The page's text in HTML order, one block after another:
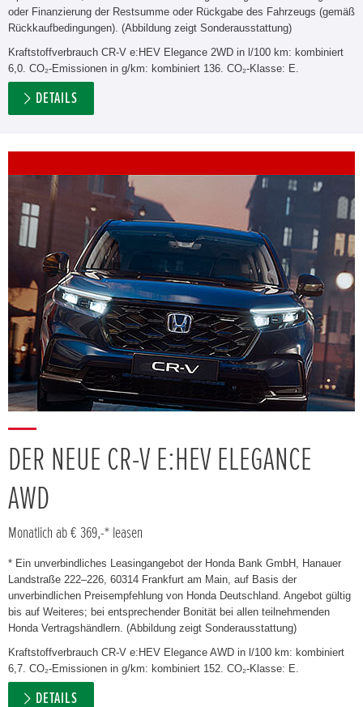
oder Finanzierung der Restsumme oder Rückgabe des Fahrzeugs (gemäß
Rückkaufbedingungen). (Abbildung zeigt Sonderausstattung)
Kraftstoffverbrauch CR-V e:HEV Elegance 2WD in l/100 km: kombiniert
6,0. CO₂-Emissionen in g/km: kombiniert 136. CO₂-Klasse: E.
DETAILS
DER NEUE CR-V E:HEV ELEGANCE
AWD
Monatlich ab € 369,-* leasen
* Ein unverbindliches Leasingangebot der Honda Bank GmbH, Hanauer
Landstraße 222–226, 60314 Frankfurt am Main, auf Basis der
unverbindlichen Preisempfehlung von Honda Deutschland. Angebot gültig
bis auf Weiteres; bei entsprechender Bonität bei allen teilnehmenden
Honda Vertragshändlern. (Abbildung zeigt Sonderausstattung)
Kraftstoffverbrauch CR-V e:HEV Elegance AWD in l/100 km: kombiniert
6,7. CO₂-Emissionen in g/km: kombiniert 152. CO₂-Klasse: E.
DETAILS